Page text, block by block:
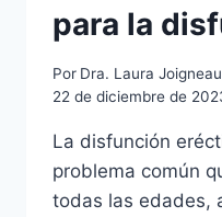
para la
Por Dra. Laura
22 de diciembre de
La disfunción
problema común
todas las edades,